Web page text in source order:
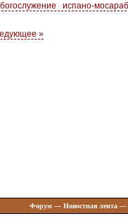
испано-
»
Форум— Новостная лента—